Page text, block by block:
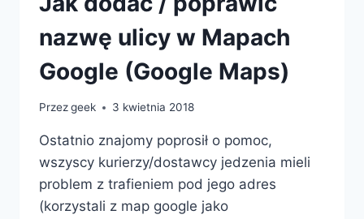
nazwę ulicy w Mapach
Google (Google Maps)
Przezgeek 3 kwietnia 2018
Ostatnio znajomy poprosił o pomoc,
wszyscy kurierzy/dostawcy jedzenia mieli
problem z trafieniem pod jego adres
(korzystali z map google jako